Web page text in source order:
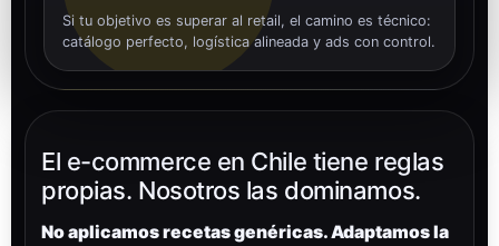
Si tu objetivo es superar al retail, el camino es técnico:
catálogo perfecto, logística alineada y ads con control.
El e-commerce en Chile tiene reglas
propias. Nosotros las dominamos.
No aplicamos recetas genéricas. Adaptamos la